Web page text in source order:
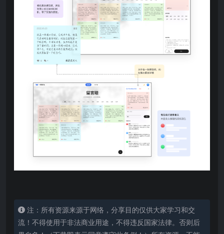
注：所有资源来源于网络，分享目的仅供大家学习和交
流！不得使用于非法商业用途，不得违反国家法律。否则后